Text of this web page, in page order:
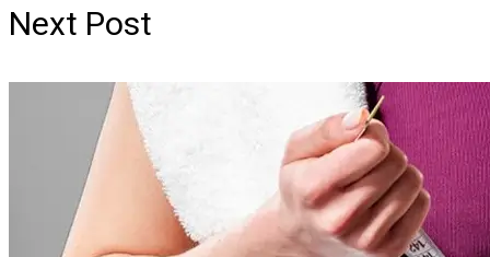
Next Post